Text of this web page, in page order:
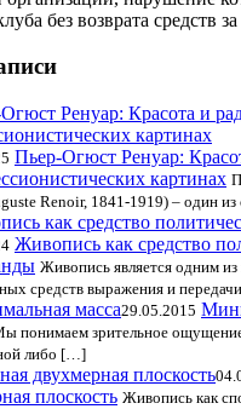
без возврата средств
Пьер-Огюст Ренуар:
картинах
Renoir, 1841-1919) – один
Живопись как средство
Живопись является одним
средств выражения и
29.05.2015
понимаем зрительное ощущение
либо […]
плоскость Живопись как